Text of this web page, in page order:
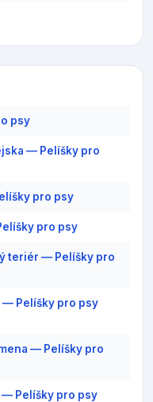
psy
— Pelíšky pro
pro psy
pro psy
teriér — Pelíšky pro
— Pelíšky pro psy
— Pelíšky pro
— Pelíšky pro psy